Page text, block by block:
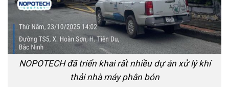
NOPOTECH đã triển khai rất nhiều dự án xử lý khí
thải nhà máy phân bón